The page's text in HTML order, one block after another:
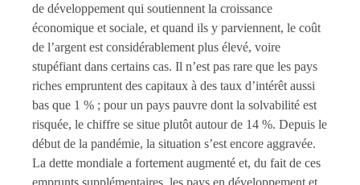
de développement qui soutiennent la croissance
économique et sociale, et quand ils y parviennent, le coût
de l’argent est considérablement plus élevé, voire
stupéfiant dans certains cas. Il n’est pas rare que les pays
riches empruntent des capitaux à des taux d’intérêt aussi
bas que 1 % ; pour un pays pauvre dont la solvabilité est
risquée, le chiffre se situe plutôt autour de 14 %. Depuis le
début de la pandémie, la situation s’est encore aggravée.
La dette mondiale a fortement augmenté et, du fait de ces
emprunts supplémentaires, les pays en développement et